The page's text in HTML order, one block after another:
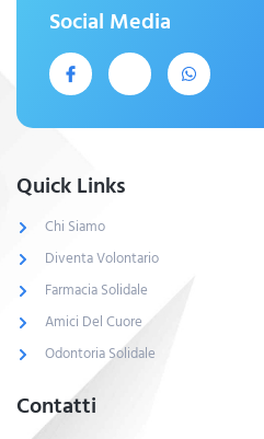
Social Media
Quick Links
Chi Siamo
Diventa Volontario
Farmacia Solidale
Amici Del Cuore
Odontoria Solidale
Contatti